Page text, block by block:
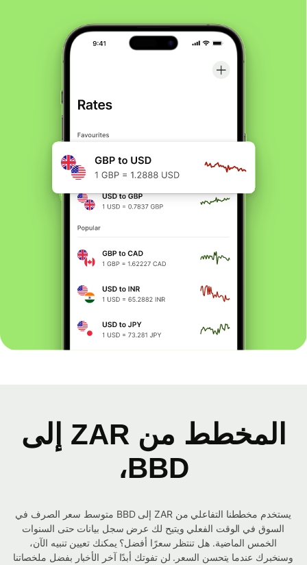
المخطط من ZAR إلى
BBD،
يستخدم مخططنا التفاعلي من ZAR إلى BBD متوسط ​​سعر الصرف في
السوق في الوقت الفعلي ويتيح لك عرض سجل بيانات حتى السنوات
الخمس الماضية. هل تنتظر سعرًا أفضل؟ يمكنك تعيين تنبيه الآن،
وسنخبرك عندما يتحسن السعر. لن تفوتك أبدًا آخر الأخبار بفضل ملخصاتنا